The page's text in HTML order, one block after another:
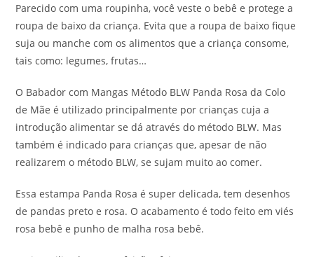
Parecido com uma roupinha, você veste o bebê e protege a
roupa de baixo da criança. Evita que a roupa de baixo fique
suja ou manche com os alimentos que a criança consome,
tais como: legumes, frutas…
O Babador com Mangas Método BLW Panda Rosa da Colo
de Mãe é utilizado principalmente por crianças cuja a
introdução alimentar se dá através do método BLW. Mas
também é indicado para crianças que, apesar de não
realizarem o método BLW, se sujam muito ao comer.
Essa estampa Panda Rosa é super delicada, tem desenhos
de pandas preto e rosa. O acabamento é todo feito em viés
rosa bebê e punho de malha rosa bebê.